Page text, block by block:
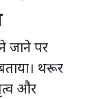
जाने पर
थरूर
और